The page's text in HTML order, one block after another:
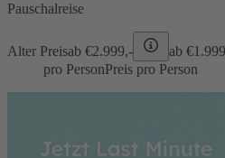
Pauschalreise
Alter Preisab €2.999,- ab €
pro PersonPreis pro Person